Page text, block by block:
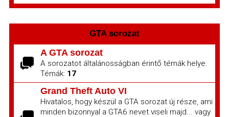
GTA sorozat
A GTA sorozat
A sorozatot általánosságban érintő témák helye.
Témák: 17
Grand Theft Auto VI
Hivatalos, hogy készül a GTA sorozat új része, ami
minden bizonnyal a GTA6 nevet viseli majd... vagy